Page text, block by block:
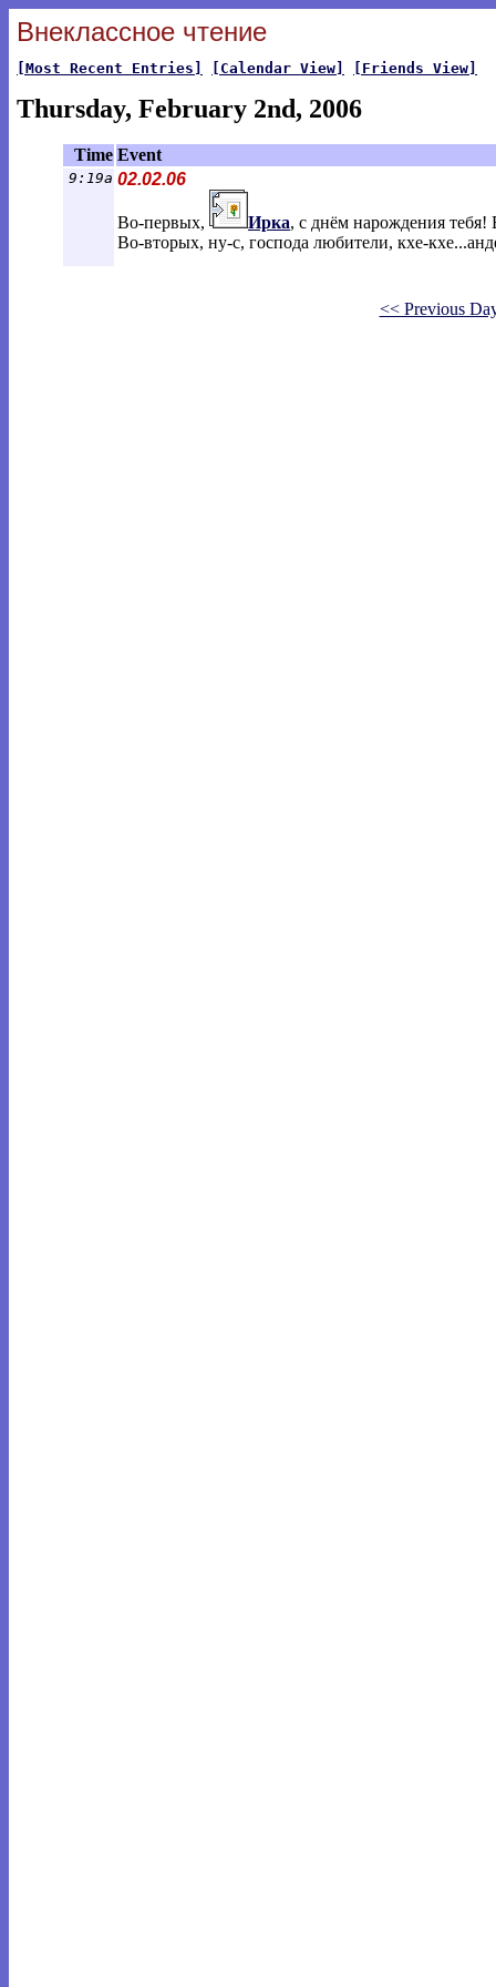
Внеклассное чтение
[Most Recent Entries] [Calendar View] [Friends View]
Thursday, February 2nd, 2006
Time Event
9:19a 02.02.06
Во-первых, Ирка, с днём нарождения
Во-вторых, ну-с, господа любители, кхе-
<< Previous